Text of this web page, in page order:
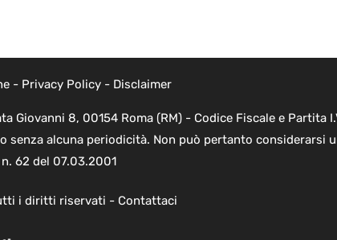
- Privacy Policy- Disclaimer
Giovanni 8, 00154 Roma (RM) - Codice Fiscale e Partita
alcuna periodicità. Non può pertanto considerarsi
62 del 07.03.2001
i diritti riservati - Contattaci